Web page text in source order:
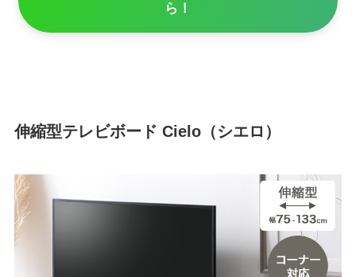
ら！
伸縮型テレビボード Cielo（シエロ）